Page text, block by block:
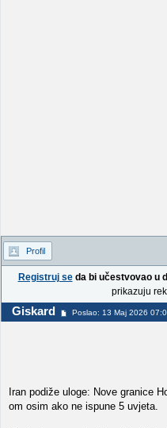
Profil
Registruj seda bi učestvovao u
prikazuju
Giskard Poslao: 13 Maj 2026
Iran podiže uloge: Nove granice
om osim ako ne ispune 5 uvjeta.